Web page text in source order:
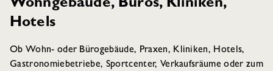
Wohngebäude, Büros, Kliniken,
Hotels
Ob Wohn- oder Bürogebäude, Praxen, Kliniken, Hotels,
Gastronomiebetriebe, Sportcenter, Verkaufsräume oder zum